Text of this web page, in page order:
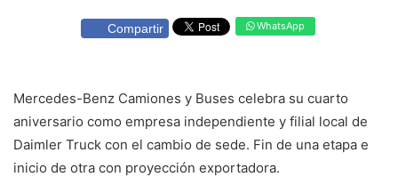
Compartir WhatsApp
Mercedes-Benz Camiones y Buses celebra su cuarto
aniversario como empresa independiente y filial local de
Daimler Truck con el cambio de sede. Fin de una etapa e
inicio de otra con proyección exportadora.